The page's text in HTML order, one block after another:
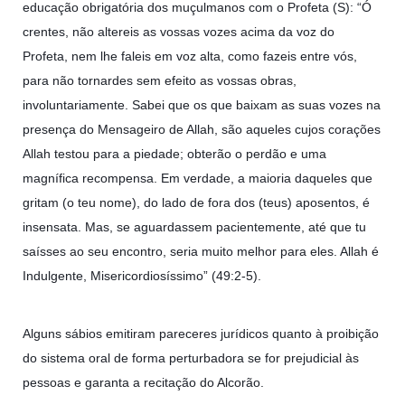
educação obrigatória dos muçulmanos com o Profeta (S): “Ó
crentes, não altereis as vossas vozes acima da voz do
Profeta, nem lhe faleis em voz alta, como fazeis entre vós,
para não tornardes sem efeito as vossas obras,
involuntariamente. Sabei que os que baixam as suas vozes na
presença do Mensageiro de Allah, são aqueles cujos corações
Allah testou para a piedade; obterão o perdão e uma
magnífica recompensa. Em verdade, a maioria daqueles que
gritam (o teu nome), do lado de fora dos (teus) aposentos, é
insensata. Mas, se aguardassem pacientemente, até que tu
saísses ao seu encontro, seria muito melhor para eles. Allah é
Indulgente, Misericordiosíssimo” (49:2-5).
Alguns sábios emitiram pareceres jurídicos quanto à proibição
do sistema oral de forma perturbadora se for prejudicial às
pessoas e garanta a recitação do Alcorão.